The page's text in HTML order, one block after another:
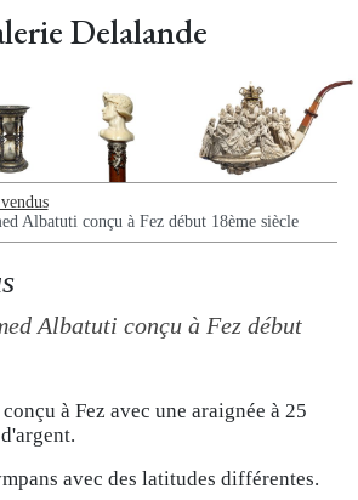
Delalande
Albatuti conçu à Fez début 18ème siècle
Albatuti conçu à Fez début
à Fez avec une araignée à 25
avec des latitudes différentes.